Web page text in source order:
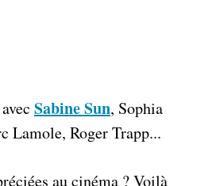
Sabine Sun, Sophia
Lamole, Roger Trapp...
au cinéma ? Voilà